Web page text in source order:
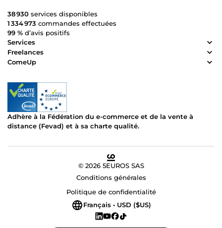
38 930 services disponibles
1 334 973 commandes effectuées
99 % d’avis positifs
Services
Freelances
ComeUp
Adhère à la Fédération du e-commerce et de la vente à
distance (Fevad) et à sa charte qualité.
© 2026 5EUROS SAS
Conditions générales
Politique de confidentialité
Français • USD ($US)